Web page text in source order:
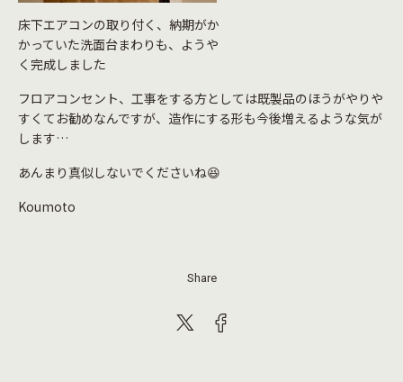
床下エアコンの取り付く、納期がか
かっていた洗面台まわりも、ようや
く完成しました
フロアコンセント、工事をする方としては既製品のほうがやりや
すくてお勧めなんですが、造作にする形も今後増えるような気が
します…
あんまり真似しないでくださいね😆
Koumoto
Share